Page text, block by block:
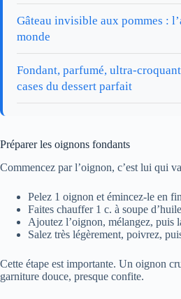
Gâteau invisible aux pommes :
monde
Fondant, parfumé, ultra-
cases du dessert parfait
Préparer les oignons fondants
Commencez par l’oignon, c’est lui qui
Pelez 1 oignon et émincez-le en
Faites chauffer 1 c. à soupe
Ajoutez l’oignon, mélangez, puis
Salez très légèrement, poivrez,
Cette étape est importante. Un oignon
garniture douce, presque confite.